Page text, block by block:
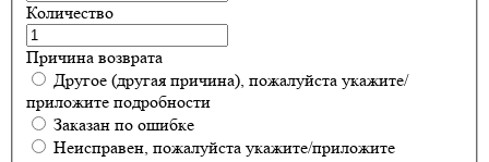
Количество
Причина возврата
Другое (другая причина), пожалуйста укажите/
приложите подробности
Заказан по ошибке
Неисправен, пожалуйста укажите/приложите